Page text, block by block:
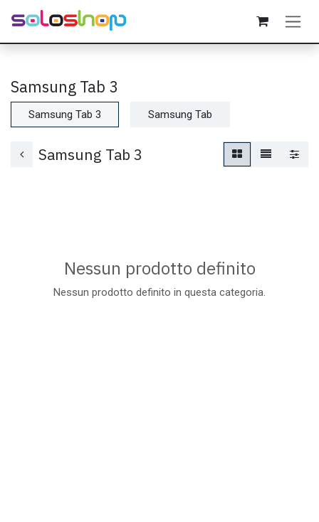
Passa al contenuto
Samsung Tab 3
Samsung Tab 3 Samsung Tab
Samsung Tab 3
Nessun prodotto definito
Nessun prodotto definito in questa categoria.